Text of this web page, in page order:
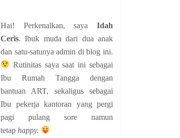
Hai! Perkenalkan, saya Idah
Ceris. Ibuk muda dari dua anak
dan satu-satunya admin di blog ini.
Rutinitas saya saat ini sebagai
Ibu Rumah Tangga dengan
bantuan ART, sekaligus sebagai
Ibu pekerja kantoran yang pergi
pagi pulang sore namun
tetap happy.